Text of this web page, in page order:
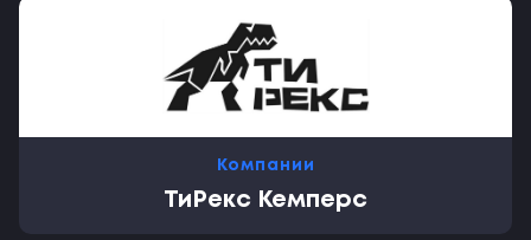
Компании
ТиРекс Кемперс